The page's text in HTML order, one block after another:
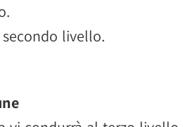
livello.